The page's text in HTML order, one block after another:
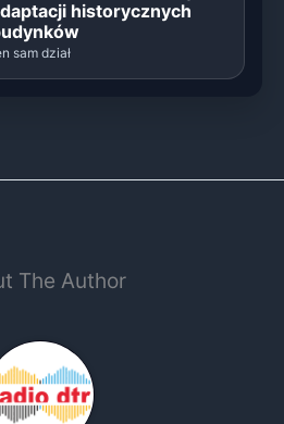
historycznych
sam dział
The Author